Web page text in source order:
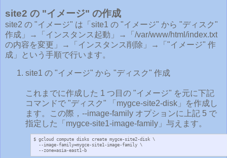
site2 の "イメージ" の作成
site2 の "イメージ" は「site1 の "イメージ" から "ディスク"
作成」→「インスタンス起動」→「/var/www/html/index.txt
の内容を変更」→「インスタンス削除」→「"イメージ" 作
成」という手順で行います。
site1 の "イメージ" から "ディスク" 作成
これまでに作成した 1 つ目の "イメージ" を元に下記
コマンドで "ディスク" 「mygce-site2-disk」を作成し
ます。この際，--image-family オプションに上記 5 で
指定した「mygce-site1-image-family」与えます。
$ gcloud compute disks create mygce-site2-disk \
  --zone=asia-east1-b